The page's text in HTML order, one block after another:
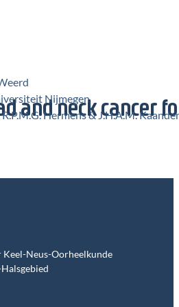
and neck cancer
Nijmegen
Hermens & J.H.A.M.
Keel-Neus-Oorheelkunde